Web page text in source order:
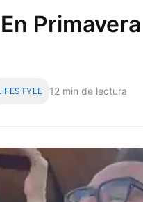
Primavera
12 min de lectura